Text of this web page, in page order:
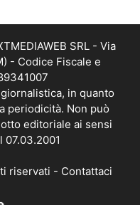
SRL - Via
- Codice Fiscale e
in quanto
periodicità. Non può
editoriale ai sensi
07.03.2001
riservati - Contattaci